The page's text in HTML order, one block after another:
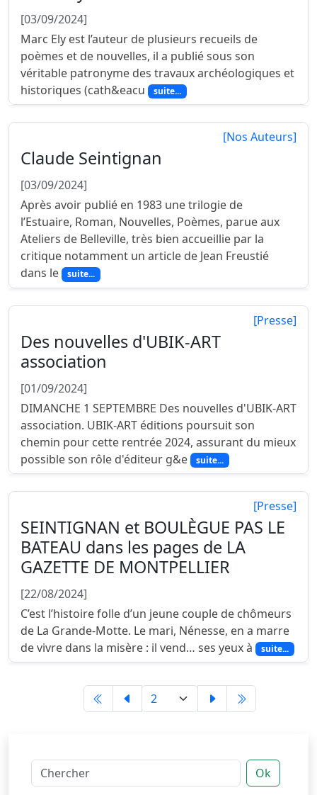
[03/09/2024]
Marc Ely est l’auteur de plusieurs recueils de
poèmes et de nouvelles, il a publié sous son
véritable patronyme des travaux archéologiques et
historiques (cath&eacu
suite...
[Nos Auteurs]
Claude Seintignan
[03/09/2024]
Après avoir publié en 1983 une trilogie de
l’Estuaire, Roman, Nouvelles, Poèmes, parue aux
Ateliers de Belleville, très bien accueillie par la
critique notamment un article de Jean Freustié
dans le
suite...
[Presse]
Des nouvelles d'UBIK-ART
association
[01/09/2024]
DIMANCHE 1 SEPTEMBRE Des nouvelles d'UBIK-ART
association. UBIK-ART éditions poursuit son
chemin pour cette rentrée 2024, assurant du mieux
possible son rôle d'éditeur g&e
suite...
[Presse]
SEINTIGNAN et BOULÈGUE PAS LE
BATEAU dans les pages de LA
GAZETTE DE MONTPELLIER
[22/08/2024]
C’est l’histoire folle d’un jeune couple de chômeurs
de La Grande-Motte. Le mari, Nénesse, en a marre
de vivre dans la misère : il vend… ses yeux à
suite...
Ok